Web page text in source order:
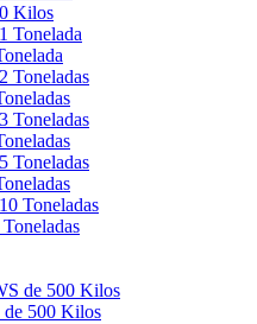
Kilos
de 500 Kilos